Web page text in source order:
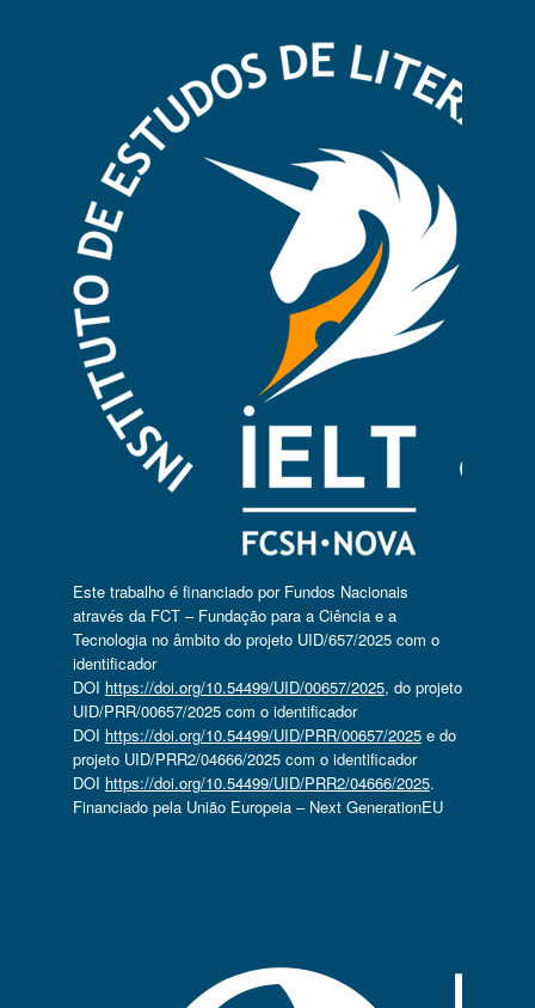
Este trabalho é financiado por Fundos Nacionais
através da FCT – Fundação para a Ciência e a
Tecnologia no âmbito do projeto UID/657/2025 com o
identificador
DOI https://doi.org/10.54499/UID/00657/2025, do projeto
UID/PRR/00657/2025 com o identificador
DOI https://doi.org/10.54499/UID/PRR/00657/2025e do
projeto UID/PRR2/04666/2025 com o identificador
DOI https://doi.org/10.54499/UID/PRR2/04666/2025.
Financiado pela União Europeia – Next GenerationEU